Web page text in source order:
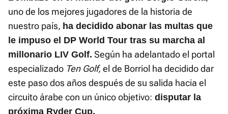
uno de los mejores jugadores de la historia de
nuestro país, ha decidido abonar las multas que
le impuso el DP World Tour tras su marcha al
millonario LIV Golf. Según ha adelantado el portal
especializado Ten Golf,el de Borriol ha decidido dar
este paso dos años después de su salida hacia el
circuito árabe con un único objetivo: disputar la
próxima Ryder Cup.